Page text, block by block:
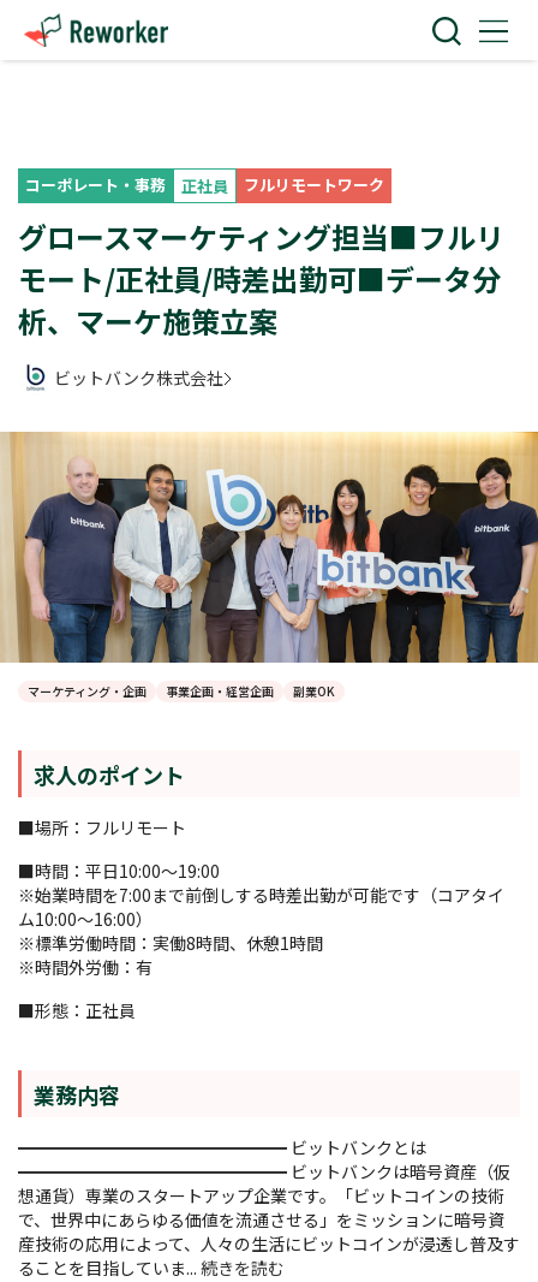
コーポレート・事務 正社員 フルリモートワーク
グロースマーケティング担当■フルリ
モート/正社員/時差出勤可■データ分
析、マーケ施策立案
ビットバンク株式会社
マーケティング・企画 事業企画・経営企画 副業OK
求人のポイント
■場所：フルリモート
■時間：平日10:00〜19:00
※始業時間を7:00まで前倒しする時差出勤が可能です（コアタイ
ム10:00～16:00）
※標準労働時間：実働8時間、休憩1時間
※時間外労働：有
■形態：正社員
業務内容
━━━━━━━━━━━━━━━━ ビットバンクとは
━━━━━━━━━━━━━━━━ ビットバンクは暗号資産（仮
想通貨）専業のスタートアップ企業です。「ビットコインの技術
で、世界中にあらゆる価値を流通させる」をミッションに暗号資
産技術の応用によって、人々の生活にビットコインが浸透し普及す
ることを目指していま... 続きを読む